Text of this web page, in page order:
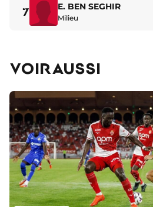
7 E. BEN SEGHIR
Milieu
VOIR AUSSI